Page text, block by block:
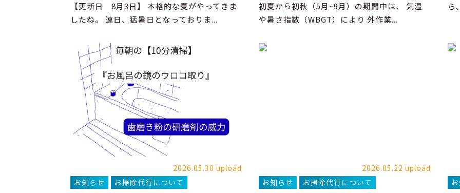
【更新日 8月3日】 本格的な夏がやってきま
したね。 連日、猛暑日となっておりま...
初夏から初秋（5月~9月）の期間中は、 気温
や暑さ指数（WBGT）により 外作業...
ら
2026.05.30 upload
お知らせ
お掃除代行について
2026.05.22 upload
お知らせ
お掃除代行について